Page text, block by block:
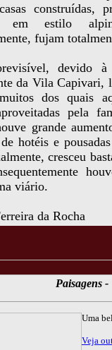
construídas,
em estilo
fujam
devido à
da Vila Capivari,
dos quais
pela
grande
hotéis e
cresceu
viário.
da Rocha
Paisagens
Uma
Veja